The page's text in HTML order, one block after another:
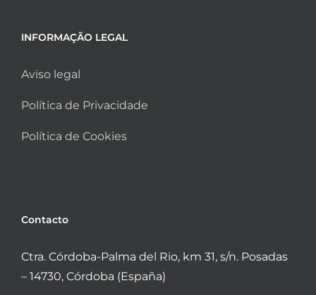
INFORMAÇÃO LEGAL
Aviso legal
Política de Privacidade
Política de Cookies
Contacto
Ctra. Córdoba-Palma del Rio, km 31, s/n. Posadas
– 14730, Córdoba (España)